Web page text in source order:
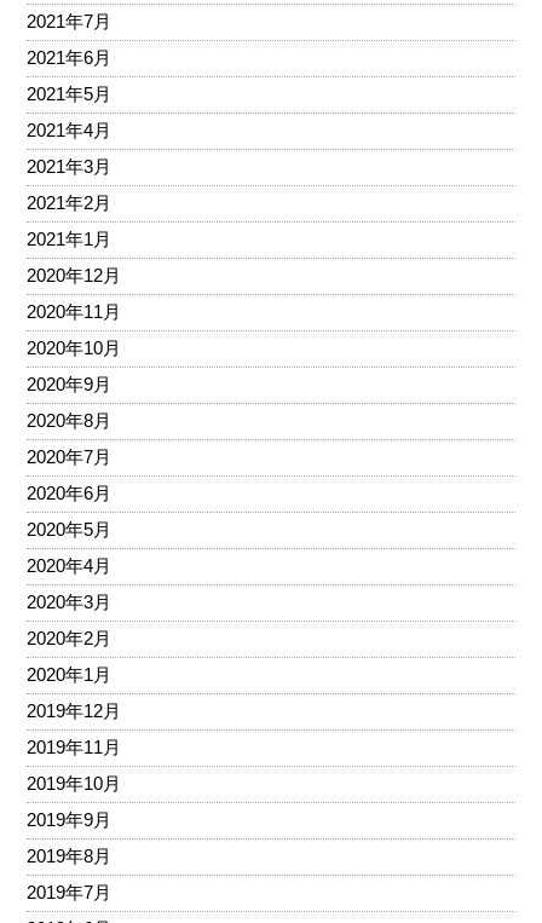
2021年7月
2021年6月
2021年5月
2021年4月
2021年3月
2021年2月
2021年1月
2020年12月
2020年11月
2020年10月
2020年9月
2020年8月
2020年7月
2020年6月
2020年5月
2020年4月
2020年3月
2020年2月
2020年1月
2019年12月
2019年11月
2019年10月
2019年9月
2019年8月
2019年7月